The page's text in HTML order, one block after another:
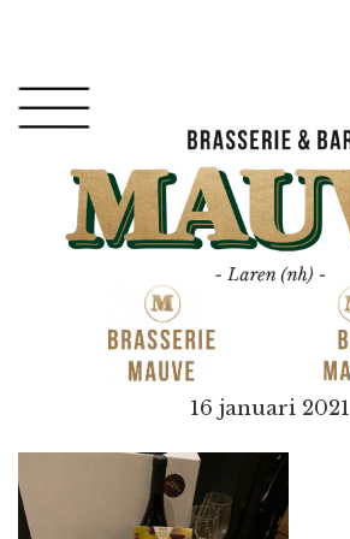
hoofdnavigatie
hoofd
inhoud
Mauve
16 januari 2021